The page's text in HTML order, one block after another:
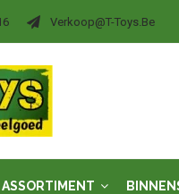
Verkoop@t-Toys.be
ASSORTIMENT